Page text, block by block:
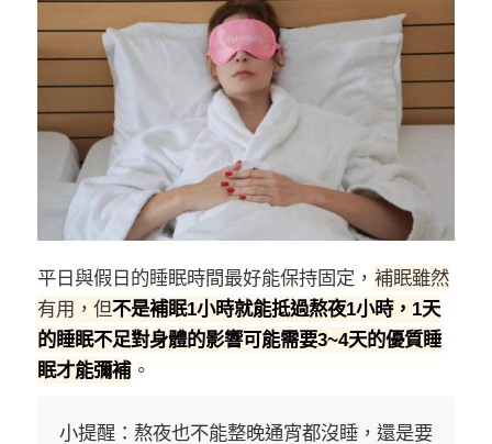
平日與假日的睡眠時間最好能保持固定， 補眠雖然
有用，但不是補眠1小時就能抵過熬夜1小時，1天
的睡眠不足對身體的影響可能需要3~4天的優質睡
眠才能彌補。
小提醒：熬夜也不能整晚通宵都沒睡，還是要